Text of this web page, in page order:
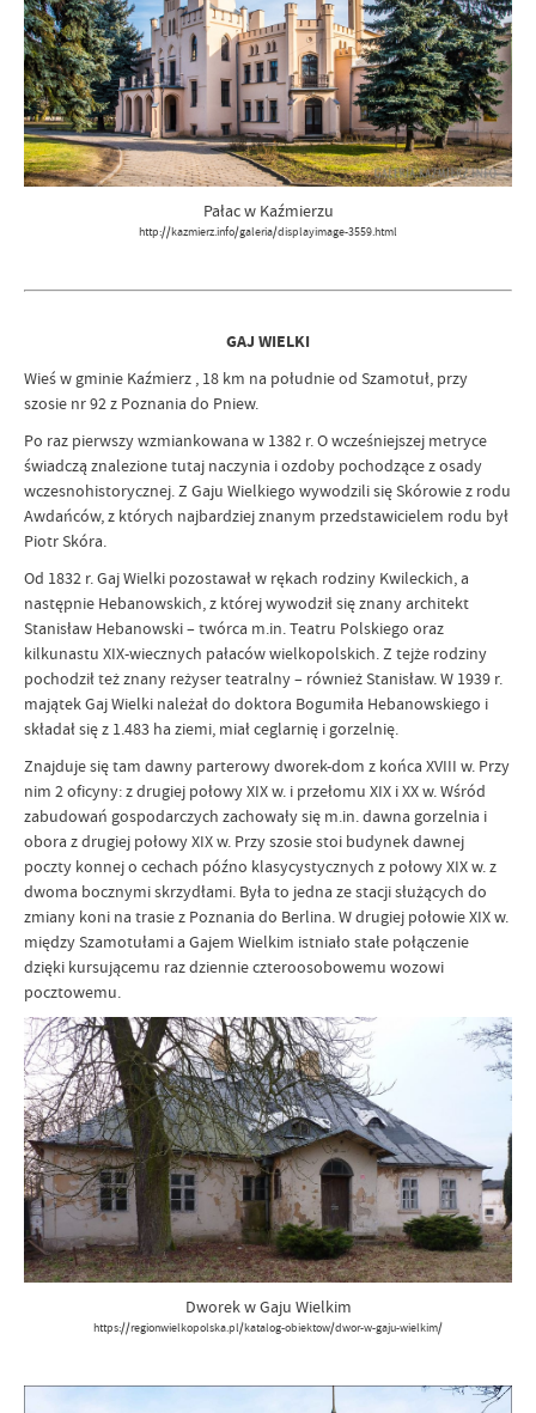
Pałac w Kaźmierzu
http://kazmierz.info/galeria/displayimage-3559.html
GAJ WIELKI
Wieś w gminie Kaźmierz , 18 km na południe od Szamotuł, przy
szosie nr 92 z Poznania do Pniew.
Po raz pierwszy wzmiankowana w 1382 r. O wcześniejszej metryce
świadczą znalezione tutaj naczynia i ozdoby pochodzące z osady
wczesnohistorycznej. Z Gaju Wielkiego wywodzili się Skórowie z rodu
Awdańców, z których najbardziej znanym przedstawicielem rodu był
Piotr Skóra.
Od 1832 r. Gaj Wielki pozostawał w rękach rodziny Kwileckich, a
następnie Hebanowskich, z której wywodził się znany architekt
Stanisław Hebanowski – twórca m.in. Teatru Polskiego oraz
kilkunastu XIX-wiecznych pałaców wielkopolskich. Z tejże rodziny
pochodził też znany reżyser teatralny – również Stanisław. W 1939 r.
majątek Gaj Wielki należał do doktora Bogumiła Hebanowskiego i
składał się z 1.483 ha ziemi, miał ceglarnię i gorzelnię.
Znajduje się tam dawny parterowy dworek-dom z końca XVIII w. Przy
nim 2 oficyny: z drugiej połowy XIX w. i przełomu XIX i XX w. Wśród
zabudowań gospodarczych zachowały się m.in. dawna gorzelnia i
obora z drugiej połowy XIX w. Przy szosie stoi budynek dawnej
poczty konnej o cechach późno klasycystycznych z połowy XIX w. z
dwoma bocznymi skrzydłami. Była to jedna ze stacji służących do
zmiany koni na trasie z Poznania do Berlina. W drugiej połowie XIX w.
między Szamotułami a Gajem Wielkim istniało stałe połączenie
dzięki kursującemu raz dziennie czteroosobowemu wozowi
pocztowemu.
Dworek w Gaju Wielkim
https://regionwielkopolska.pl/katalog-obiektow/dwor-w-gaju-wielkim/